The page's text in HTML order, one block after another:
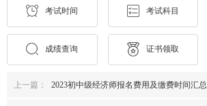
考试时间 考试科目
成绩查询 证书领取
上一篇： 2023初中级经济师报名费用及缴费时间汇总